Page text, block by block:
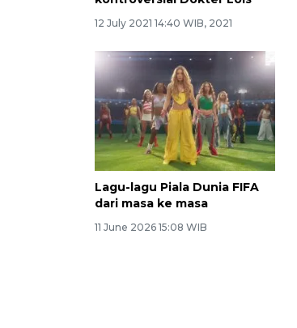
12 July 2021 14:40 WIB, 2021
Lagu-lagu Piala Dunia FIFA
dari masa ke masa
11 June 2026 15:08 WIB